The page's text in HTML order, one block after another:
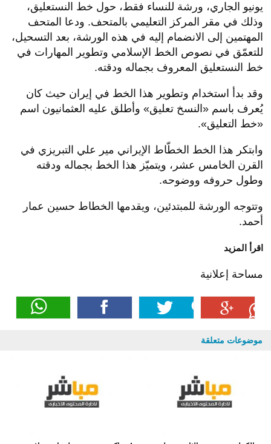
يونيو الجاري، ورشة للنساء فقط، حول خط النستعليق،
وذلك في مقر المركز التعليمي بالمتحف. ودعا المتحف
المهتمين إلى الانضمام إليه في هذه الورشة، بعد التسحيل،
للتعمّق في نصوص الخط الإسلامي وتطوير المهارات في
خط النستعليق المعروف بجماله ودقته.
وقد بدأ استخدام وتطوير هذا الخط في إيران حيث كان
يُعرف باسم «النسخ تعليق» وأطلق عليه العثمانيون اسم
«خط التعليق».
وابتكر هذا الخط الخطّاط الإيراني مير علي التبريزي في
القرن الخامس عشر، ويتميّز هذا الخط بجماله ودقته
وطول حروفه ووضوحه.
وتتوجه الورشة للمبتدئين، ويقدمها الخطاط حسين عمار
أحمد.
اقرأ المزيد
مساحة إعلانية
موضوعات متعلقة